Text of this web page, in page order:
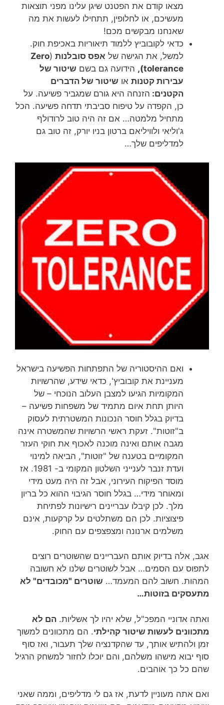
מצאו קודם את הפטנט שיגן עלינו מפני תוצאות
מעשיכם, או לחלופין, תתחילו לעשות את מה
שאנחנו מבקשים מכם!
כדאי לקובוביץ ללמוד תיאוריות באכיפת חוק.
למשל, את הגישה של אפס סובלנות (
Zero
tolerance),
הידועה גם בשם שיטור של
עבירות קטנות או שיטור של הדברים
הקטנים: הזנחה היא גורם שמגביר פשיעה. על
כן, הקפדה על טיפוח סביבתי תדחה פשיעה. הכל
מתחיל מלמטה… אם זה היה טוב לרודולף
ג'וליאי ולוויליאם ברטון בניו יורק, זה טוב גם
למדליפים שלך…
ואם ההיסטוריה של התפתחות הפשיעה בישראל
מעניינת את קובוביץ', כדאי שידע, שהרשויות
המקומיות הגיעו למצבן העלוב הנוכחי – של
היותן תחת איום מתמיד של משפחות פשיעה –
בדיוק בגלל חוסר הנכונות המשטרתית לעסוק
ב"זוטות". זעקת ראשי הרשויות שהמשטרה אינה
מגבה אותם ואינה מוכנה לאכוף את חוקי העזר
המקומיים בטענה של "זוטות", הביאה למינוי
ועדת זנבר לענייני השלטון המקומי ב- 1981. אז
מוסד הפיקוח העירוני, אבל זה היה מעט מידי
ומאוחר מידי… בגלל חוסר הגיבוי ההוא כל בריון
מלך. לכן קיבלו עבריינים רישיונות לפתיחת
פיצוציות. לכן הם משתלטים על קרקעות, אינם
משלמים ארנונה ומצפצפים עם החוק.
אגב, אלה בדיוק אותם העבריינים שהשוטרים רוצים
לתפוס עם הסמים… אבל לשוטרים שלנו לא חשובה
המהות. חשוב להם המעמד… שוטרים "מכובדים" לא
מתעסקים בזוטות…
ואתה אדוניי המפכ"ל, שלא יהיו לך אשליות. הם לא
מתכוונים לעשות שיטור קהילתי. הם מתכוונים למשוך
זמן ולהתיש אותך, עד שהקדנציה שלך תעבור, ואז סוף
סוף יבוא מישהו משלהם, והם יוכלו לחזור למשחק הרגיל
שהם כל כך אוהבים.
ואם אתה מעוניין לדעת, אז גם לי מדליפים, וממה שאני